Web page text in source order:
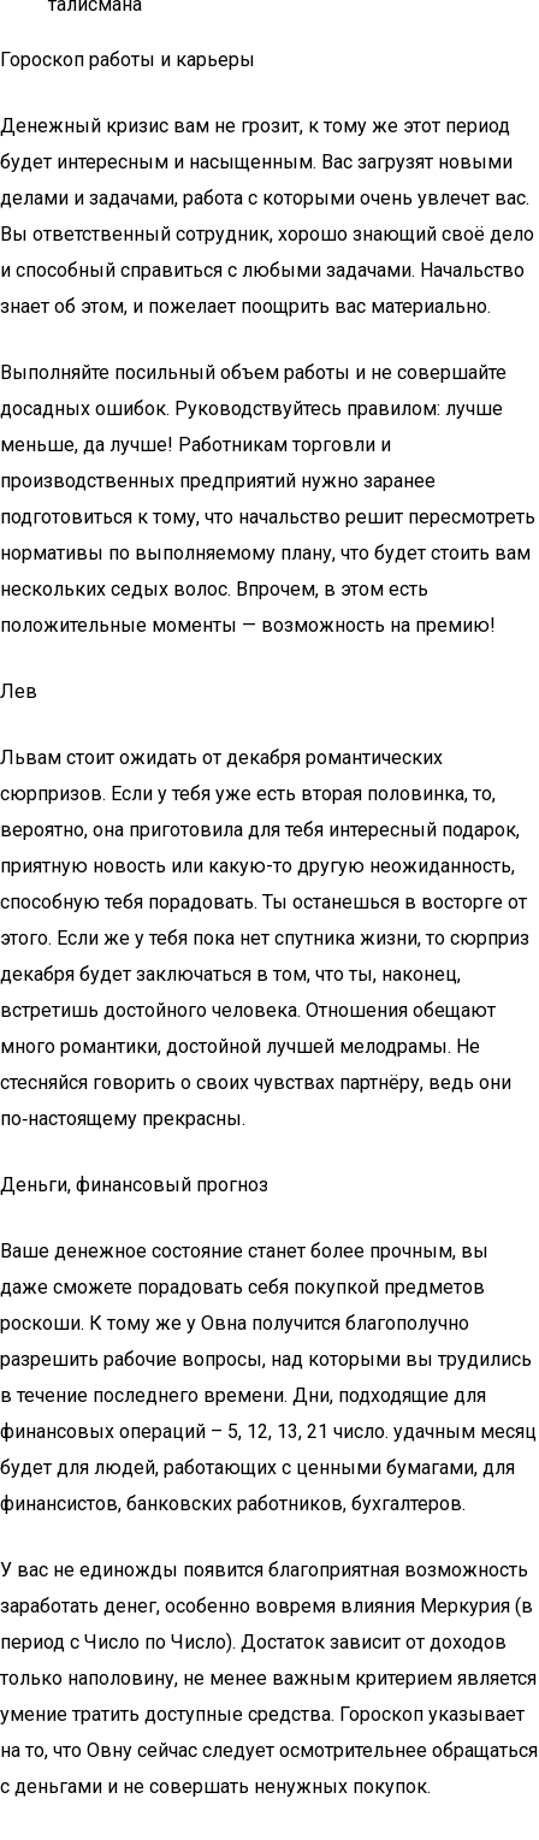
Гороскоп работы и карьеры
Денежный кризис вам не грозит, к тому же этот период
будет интересным и насыщенным. Вас загрузят новыми
делами и задачами, работа с которыми очень увлечет вас.
Вы ответственный сотрудник, хорошо знающий своё дело
и способный справиться с любыми задачами. Начальство
знает об этом, и пожелает поощрить вас материально.
Выполняйте посильный объем работы и не совершайте
досадных ошибок. Руководствуйтесь правилом: лучше
меньше, да лучше! Работникам торговли и
производственных предприятий нужно заранее
подготовиться к тому, что начальство решит пересмотреть
нормативы по выполняемому плану, что будет стоить вам
нескольких седых волос. Впрочем, в этом есть
положительные моменты — возможность на премию!
Лев
Львам стоит ожидать от декабря романтических
сюрпризов. Если у тебя уже есть вторая половинка, то,
вероятно, она приготовила для тебя интересный подарок,
приятную новость или какую-то другую неожиданность,
способную тебя порадовать. Ты останешься в восторге от
этого. Если же у тебя пока нет спутника жизни, то сюрприз
декабря будет заключаться в том, что ты, наконец,
встретишь достойного человека. Отношения обещают
много романтики, достойной лучшей мелодрамы. Не
стесняйся говорить о своих чувствах партнёру, ведь они
по‑настоящему прекрасны.
Деньги, финансовый прогноз
Ваше денежное состояние станет более прочным, вы
даже сможете порадовать себя покупкой предметов
роскоши. К тому же у Овна получится благополучно
разрешить рабочие вопросы, над которыми вы трудились
в течение последнего времени. Дни, подходящие для
финансовых операций – 5, 12, 13, 21 число. удачным месяц
будет для людей, работающих с ценными бумагами, для
финансистов, банковских работников, бухгалтеров.
У вас не единожды появится благоприятная возможность
заработать денег, особенно вовремя влияния Меркурия (в
период с Число по Число). Достаток зависит от доходов
только наполовину, не менее важным критерием является
умение тратить доступные средства. Гороскоп указывает
на то, что Овну сейчас следует осмотрительнее обращаться
с деньгами и не совершать ненужных покупок.